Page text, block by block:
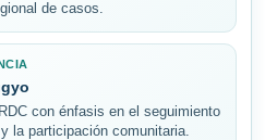
de casos.
con énfasis en el seguimiento
la participación comunitaria.